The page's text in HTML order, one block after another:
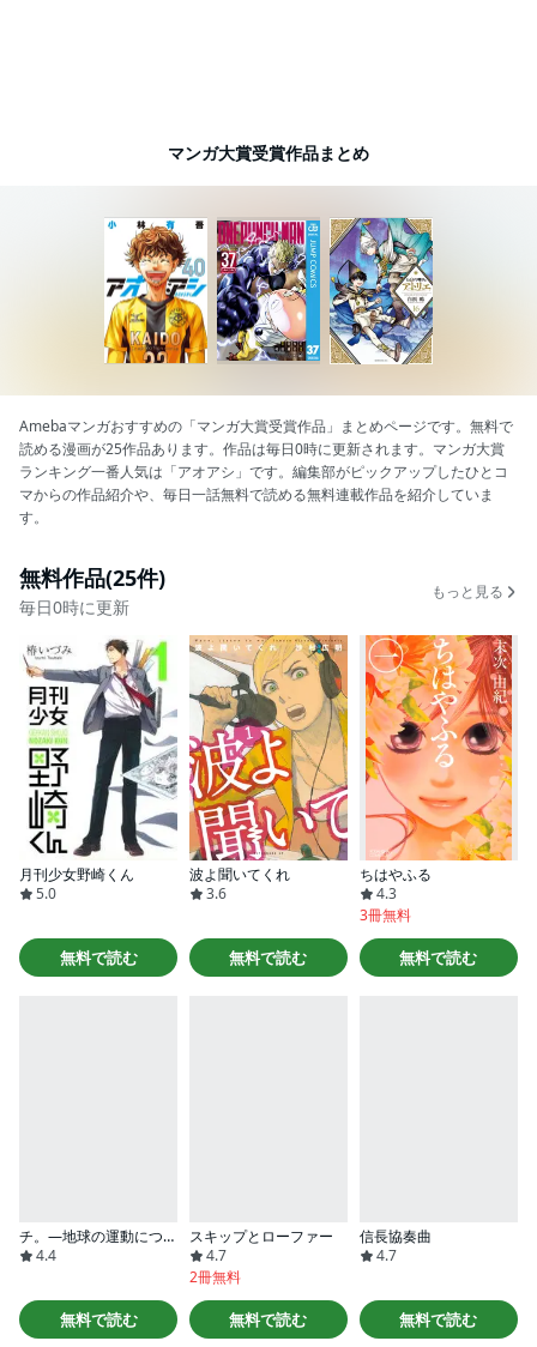
マンガ大賞受賞作品まとめ
Amebaマンガおすすめの「マンガ大賞受賞作品」まとめページです。無料で
読める漫画が25作品あります。作品は毎日0時に更新されます。マンガ大賞
ランキング一番人気は「アオアシ」です。編集部がピックアップしたひとコ
マからの作品紹介や、毎日一話無料で読める無料連載作品を紹介していま
す。
無料作品(25件)
毎日0時に更新
もっと見る
月刊少女野崎くん
5.0
無料で読む
波よ聞いてくれ
3.6
無料で読む
ちはやふる
4.3
3冊無料
無料で読む
チ。―地球の運動について―
4.4
無料で読む
スキップとローファー
4.7
2冊無料
無料で読む
信長協奏曲
4.7
無料で読む